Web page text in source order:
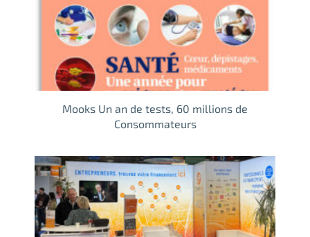
Mooks Un an de tests, 60 millions de
Consommateurs